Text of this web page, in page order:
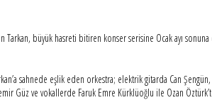
büyük hasreti bitiren konser serisine Ocak ayı
sahnede eşlik eden orkestra; elektrik gitarda Can
Güz ve vokallerde Faruk Emre Kürklüoğlu ile Ozan